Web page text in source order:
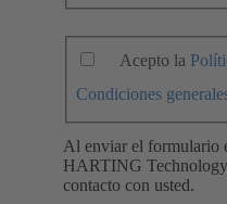
Acepto la
Condiciones
Al enviar el formulario
HARTING
contacto con usted.